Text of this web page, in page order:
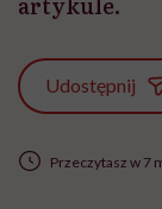
Udostępnij
Przeczytasz w 7